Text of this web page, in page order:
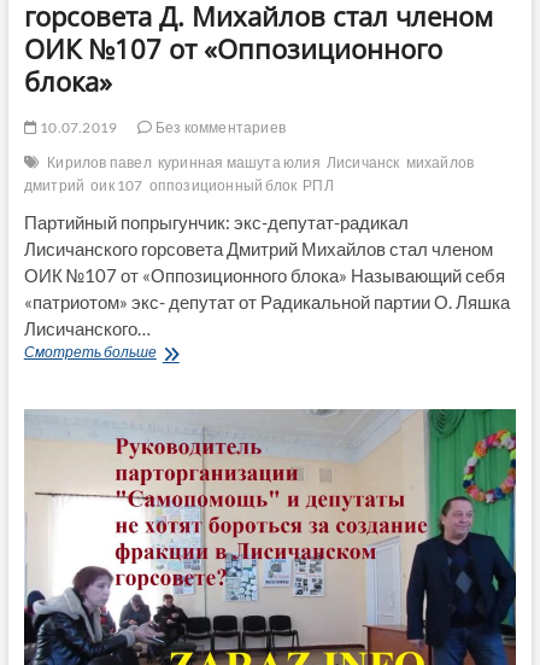
горсовета Д. Михайлов стал членом
ОИК №107 от «Оппозиционного
блока»
10.07.2019
Без комментариев
Кирилов павел куринная машута юлия Лисичанск михайлов
дмитрий оик 107 оппозиционный блок РПЛ
Партийный попрыгунчик: экс-депутат-радикал
Лисичанского горсовета Дмитрий Михайлов стал членом
ОИК №107 от «Оппозиционного блока» Называющий себя
«патриотом» экс- депутат от Радикальной партии О. Ляшка
Лисичанского…
Смотреть большеПартийный
депутат-
радикал
Лисичанского
горсовета
Д.
Михайлов
стал
членом
ОИК
№107
от
«Оппозиционного